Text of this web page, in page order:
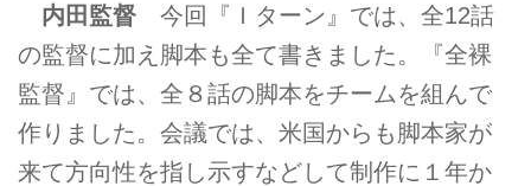
内田監督 今回『Ｉターン』では、全12話
の監督に加え脚本も全て書きました。『全裸
監督』では、全８話の脚本をチームを組んで
作りました。会議では、米国からも脚本家が
来て方向性を指し示すなどして制作に１年か